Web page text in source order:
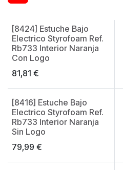
[8424] Estuche Bajo
Electrico Styrofoam Ref.
Rb733 Interior Naranja
Con Logo
81,81 €
[8416] Estuche Bajo
Electrico Styrofoam Ref.
Rb733 Interior Naranja
Sin Logo
79,99 €